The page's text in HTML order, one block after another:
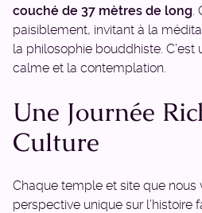
couché de 37 mètres de long.
paisiblement, invitant à la
la philosophie bouddhiste. C’est
calme et la contemplation.
Une Journée
Culture
Chaque temple et site que nous
perspective unique sur l’histoire